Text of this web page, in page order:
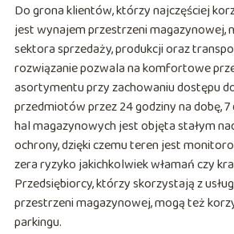
Do grona klientów, którzy najczęściej
jest wynajem przestrzeni magazynowej,
sektora sprzedaży, produkcji oraz
rozwiązanie pozwala na komfortowe
asortymentu przy zachowaniu dostępu
przedmiotów przez 24 godziny na dobę,
hal magazynowych jest objęta stałym
ochrony, dzięki czemu teren jest
zera ryzyko jakichkolwiek włamań czy
Przedsiębiorcy, którzy skorzystają z
przestrzeni magazynowej, mogą też
parkingu.